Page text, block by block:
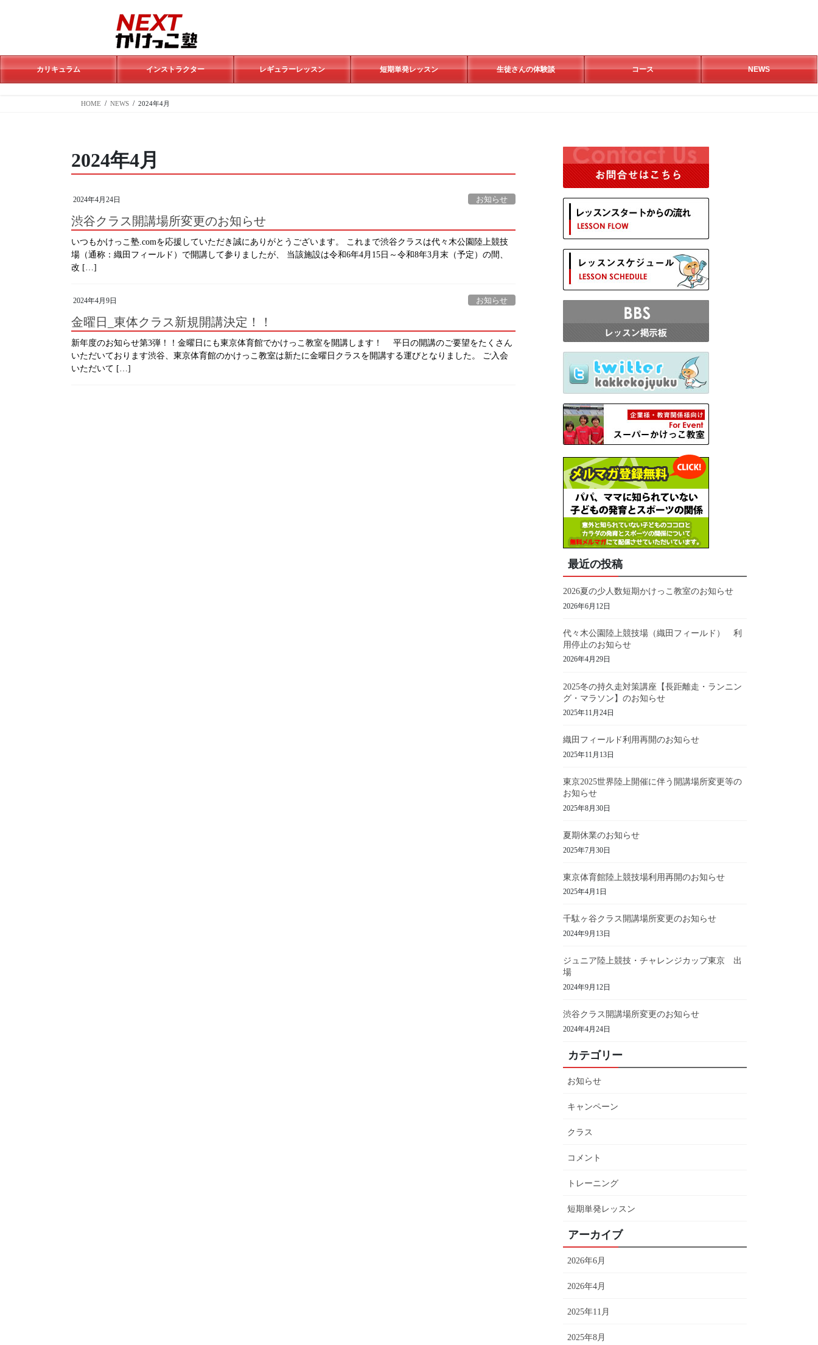
ツ
へ
ス
シ
ョ
ン
カリキュラム インストラクター レギュラーレッスン 短期単発レッスン 生徒さんの体験談 コース NEWS
HOME NEWS 2024年4月
2024年4月
2024年4月24日 お知らせ
渋谷クラス開講場所変更のお知らせ
いつもかけっこ塾.comを応援していただき誠にありがとうございます。 これまで渋谷クラスは代々木公園陸上競技
場（通称：織田フィールド）で開講して参りましたが、 当該施設は令和6年4月15日～令和8年3月末（予定）の間、
改 […]
2024年4月9日 お知らせ
金曜日_東体クラス新規開講決定！！
新年度のお知らせ第3弾！！金曜日にも東京体育館でかけっこ教室を開講します！ 平日の開講のご要望をたくさん
いただいております渋谷、東京体育館のかけっこ教室は新たに金曜日クラスを開講する運びとなりました。 ご入会
いただいて […]
最近の投稿
2026夏の少人数短期かけっこ教室のお知らせ
2026年6月12日
代々木公園陸上競技場（織田フィールド） 利
用停止のお知らせ
2026年4月29日
2025冬の持久走対策講座【長距離走・ランニン
グ・マラソン】のお知らせ
2025年11月24日
織田フィールド利用再開のお知らせ
2025年11月13日
東京2025世界陸上開催に伴う開講場所変更等の
お知らせ
2025年8月30日
夏期休業のお知らせ
2025年7月30日
東京体育館陸上競技場利用再開のお知らせ
2025年4月1日
千駄ヶ谷クラス開講場所変更のお知らせ
2024年9月13日
ジュニア陸上競技・チャレンジカップ東京 出
場
2024年9月12日
渋谷クラス開講場所変更のお知らせ
2024年4月24日
カテゴリー
お知らせ
キャンペーン
クラス
コメント
トレーニング
短期単発レッスン
アーカイブ
2026年6月
2026年4月
2025年11月
2025年8月